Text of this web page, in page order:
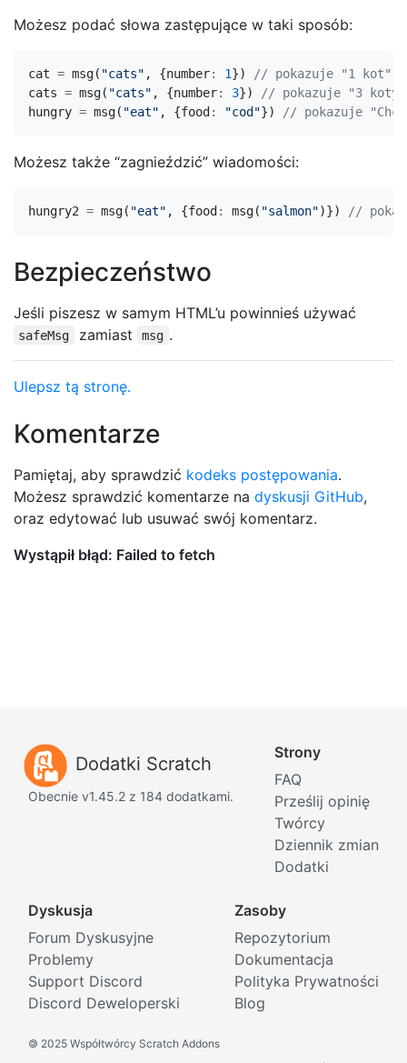
Możesz podać słowa zastępujące w taki sposób:
cat = msg( "cats" , {number: 1})
cats = msg( "cats" , {number: 3})
hungry = msg( "eat" , {food: "cod"})
Możesz także “zagnieździć” wiadomości:
hungry2 = msg( "eat" , {food: msg( "salmon")})
Bezpieczeństwo
Jeśli piszesz w samym HTML’u powinnieś używać
safeMsg zamiast msg .
Ulepsz tą stronę.
Komentarze
Pamiętaj, aby sprawdzić kodeks postępowania.
Możesz sprawdzić komentarze na dyskusji GitHub,
oraz edytować lub usuwać swój komentarz.
Dodatki Scratch
Obecnie v1.45.2 z 184 dodatkami.
Strony
FAQ
Prześlij opinię
Twórcy
Dziennik zmian
Dodatki
Dyskusja
Forum Dyskusyjne
Problemy
Support Discord
Discord Deweloperski
Zasoby
Repozytorium
Dokumentacja
Polityka Prywatności
Blog
© 2025 Współtwórcy Scratch Addons